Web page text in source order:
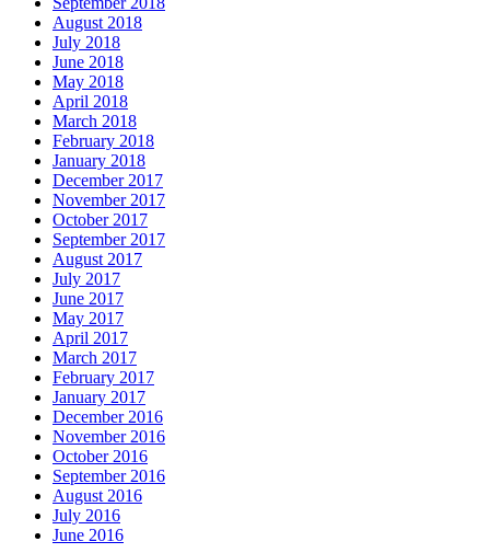
August 2018
July 2018
June 2018
May 2018
April 2018
March 2018
February 2018
January 2018
December 2017
November 2017
October 2017
September 2017
August 2017
July 2017
June 2017
May 2017
April 2017
March 2017
February 2017
January 2017
December 2016
November 2016
October 2016
September 2016
August 2016
July 2016
June 2016